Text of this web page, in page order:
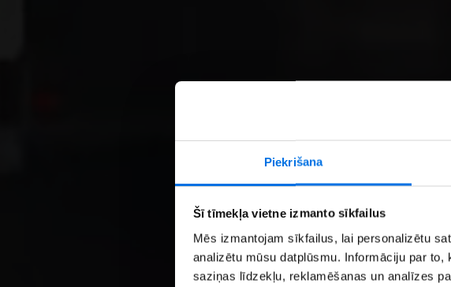
Piekrišana
Šī tīmekļa vietne izmanto sīkfailus
Mēs izmantojam sīkfailus, lai personalizētu
analizētu mūsu datplūsmu. Informāciju par
saziņas līdzekļu, reklamēšanas un analīzes